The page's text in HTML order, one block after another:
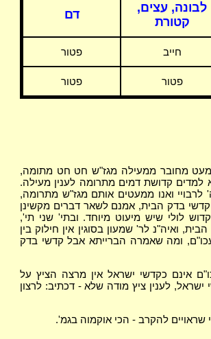
לבונה, עצים,
קטורת
דם
חייב פטור
פטור פטור
מחובר ממעילה מגז"ש חט חט מתומה,
למדים קדושת דמים מתרומה לענין מעילה.
ואנו ממעטים אותם מגז"ש מתרומה,
בדק הבית, אמנם לשאר דברים מקשינן
לולי שיש מיעוט מיוחד. ובתי' שני תי',
ואיה"נ לר' שמעון בסוגין אין חילוק בין
ומה שאמרה הברייתא אבל קדשי בדק
אינם כקדשי ישראל אין מרצה הציץ על
לענין ציץ מודה שלא - דכתיב: לרצון
להקרב - הכי אוקמוה בגמ'.